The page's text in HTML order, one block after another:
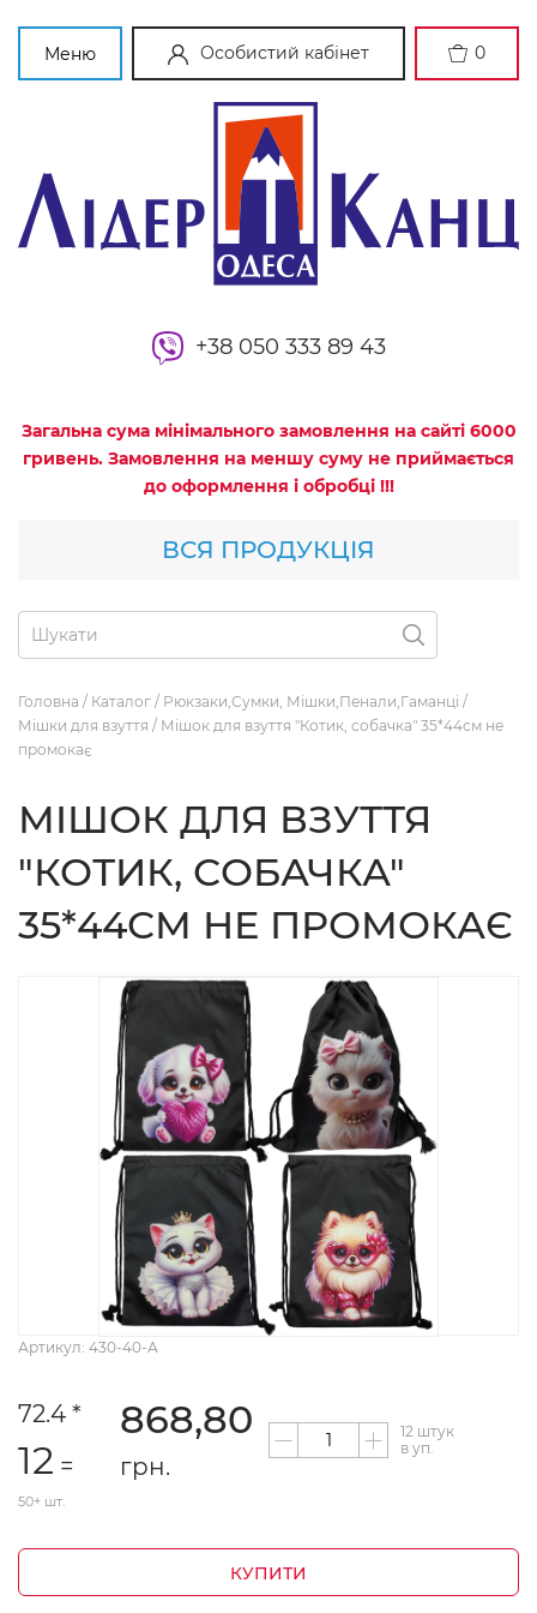
Меню Особистий кабінет 0
+38 050 333 89 43
Загальна сума мінімального замовлення на сайті 6000
гривень. Замовлення на меншу суму не приймається
до оформлення і обробці !!!
ВСЯ ПРОДУКЦІЯ
Головна / Каталог / Рюкзаки,Сумки, Мішки,Пенали,Гаманці /
Мішки для взуття / Мішок для взуття "Котик, собачка" 35*44см не
промокає
МІШОК ДЛЯ ВЗУТТЯ
"КОТИК, СОБАЧКА"
35*44СМ НЕ ПРОМОКАЄ
Артикул: 430-40-А
72.4 *
12 =
868,80
грн.
12 штук
в уп.
50+ шт.
КУПИТИ